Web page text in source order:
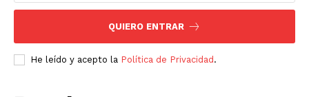
QUIERO ENTRAR
He leído y acepto la Política de Privacidad.